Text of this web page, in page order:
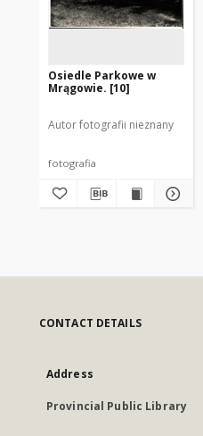
Osiedle Parkowe w
Mrągowie. [10]
Autor fotografii nieznany
fotografia
CONTACT DETAILS
Address
Provincial Public Library